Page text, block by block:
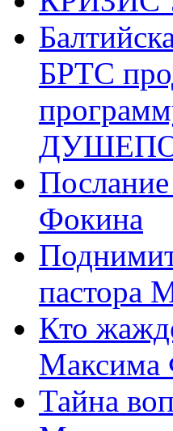
БРТС
Фокина
пастора
Кто
Максима
Тайна